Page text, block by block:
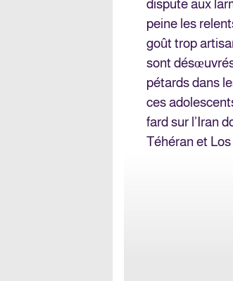
dispute aux
peine les
goût trop
sont
pétards dans
ces
fard sur l’Iran
Téhéran et